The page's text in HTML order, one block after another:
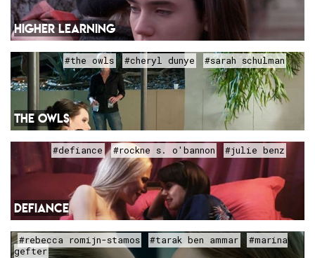
HIGHER LEARNING
#the owls #cheryl dunye #sarah schulman
THE OWLS
#defiance #rockne s. o'bannon #julie benz
DEFIANCE
#rebecca romijn-stamos #tarak ben ammar
#marina
gefter